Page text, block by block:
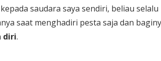
saudara saya sendiri, beliau
saat menghadiri pesta saja dan
diri.